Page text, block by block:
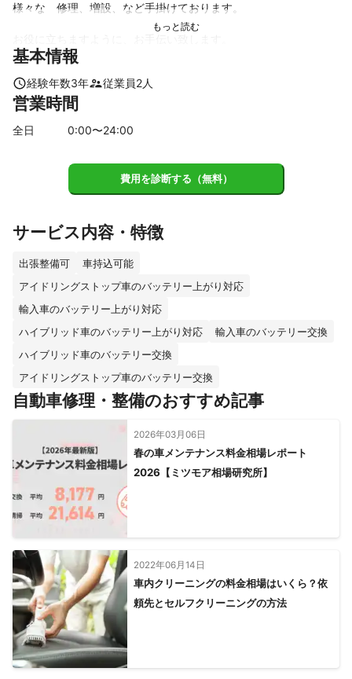
様々な　修理、増設、など手掛けております。
宜しく願いますします。
ある程度の車のバッテリーは施工しました。
満足して頂けるように頑張ります。
基本情報
経験年数3年 従業員2人
営業時間
全日 0:00〜24:00
費用を診断する（無料）
サービス内容・特徴
出張整備可
車持込可能
アイドリングストップ車のバッテリー上がり対応
輸入車のバッテリー上がり対応
ハイブリッド車のバッテリー上がり対応
輸入車のバッテリー交換
ハイブリッド車のバッテリー交換
アイドリングストップ車のバッテリー交換
自動車修理・整備のおすすめ記事
2026年03月06日
春の車メンテナンス料金相場レポート
2026【ミツモア相場研究所】
2022年06月14日
車内クリーニングの料金相場はいくら？依
頼先とセルフクリーニングの方法